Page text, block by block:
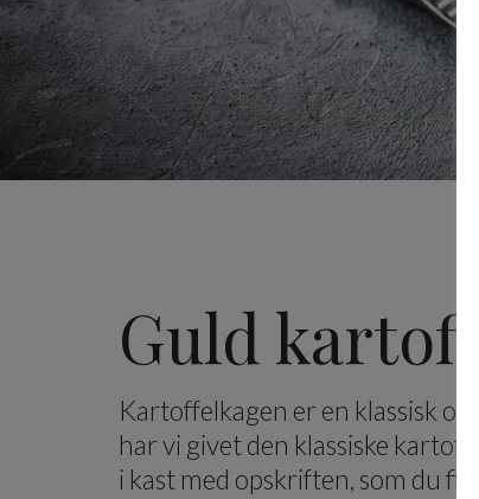
Guld
Kartoffelkagen er en klassisk
har vi givet den klassiske
i kast med opskriften, som du